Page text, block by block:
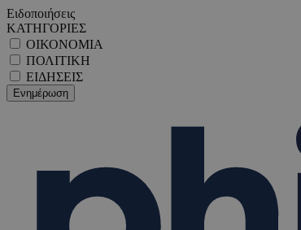
Ειδοποιήσεις
ΚΑΤΗΓΟΡΙΕΣ
ΟΙΚΟΝΟΜΙΑ
ΠΟΛΙΤΙΚΗ
ΕΙΔΗΣΕΙΣ